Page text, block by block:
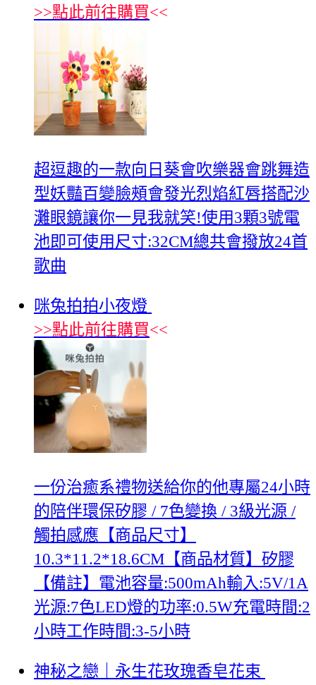
>>點此前往購買<<
超逗趣的一款向日葵會吹樂器會跳舞造
型妖豔百變臉頰會發光烈焰紅唇搭配沙
灘眼鏡讓你一見我就笑!使用3顆3號電
池即可使用尺寸:32CM總共會撥放24首
歌曲
咪兔拍拍小夜燈
>>點此前往購買<<
一份治癒系禮物送給你的他專屬24小時
的陪伴環保矽膠 / 7色變換 / 3級光源 /
觸拍感應【商品尺寸】
10.3*11.2*18.6CM【商品材質】矽膠
【備註】電池容量:500mAh輸入:5V/1A
光源:7色LED燈的功率:0.5W充電時間:2
小時工作時間:3-5小時
神秘之戀｜永生花玫瑰香皂花束